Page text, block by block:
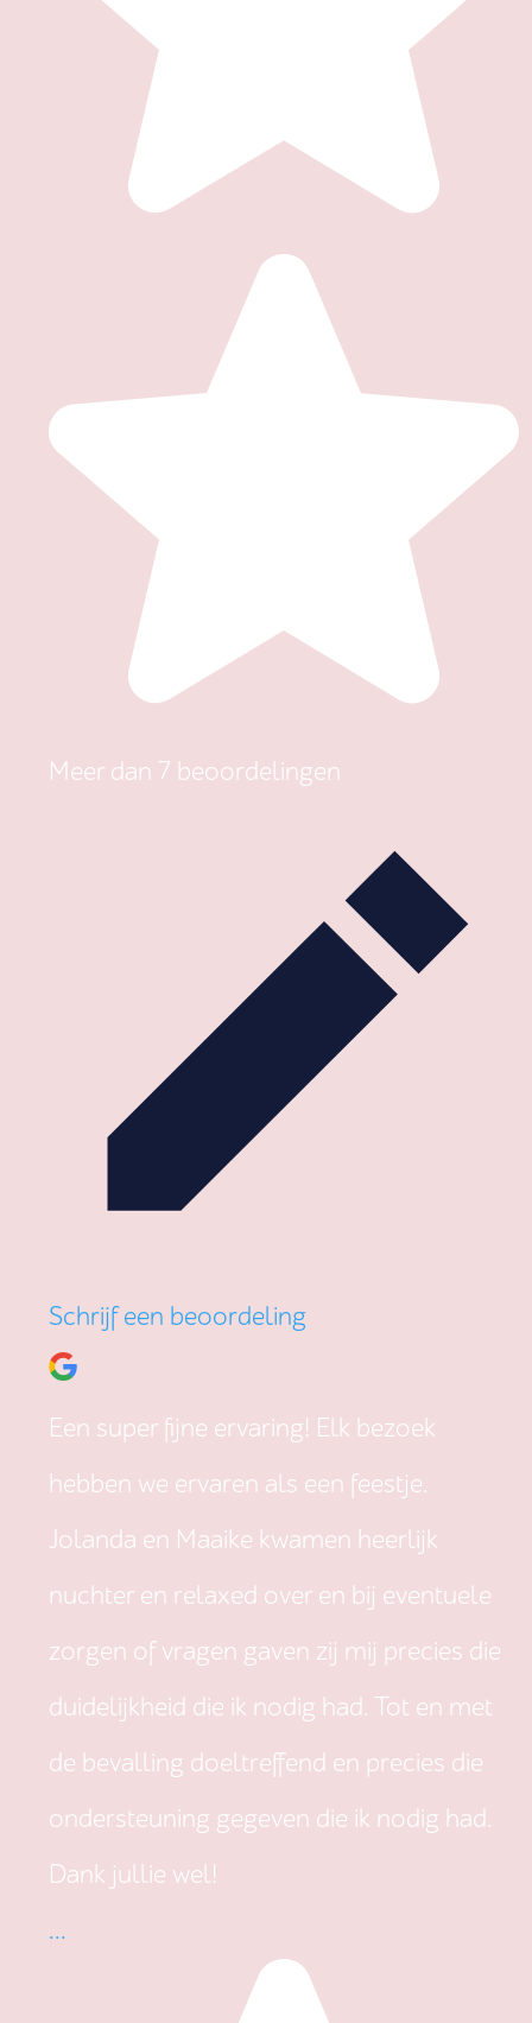
Meer dan 7 beoordelingen
Schrijf een beoordeling
Een super fijne ervaring! Elk bezoek
hebben we ervaren als een feestje.
Jolanda en Maaike kwamen heerlijk
nuchter en relaxed over en bij eventuele
zorgen of vragen gaven zij mij precies die
duidelijkheid die ik nodig had. Tot en met
de bevalling doeltreffend en precies die
ondersteuning gegeven die ik nodig had.
Dank jullie wel!
...